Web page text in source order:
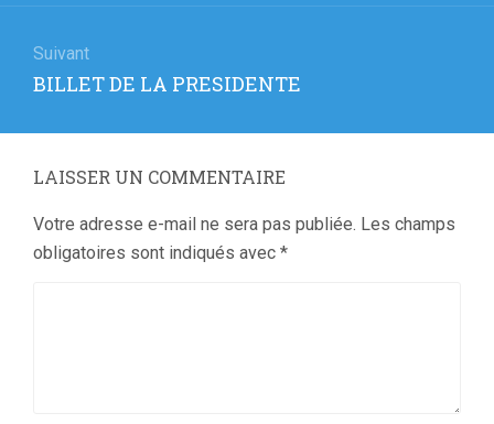
Suivant
Article
:
BILLET DE LA PRESIDENTE
LAISSER UN COMMENTAIRE
Votre adresse e-mail ne sera pas publiée. Les champs
obligatoires sont indiqués avec *